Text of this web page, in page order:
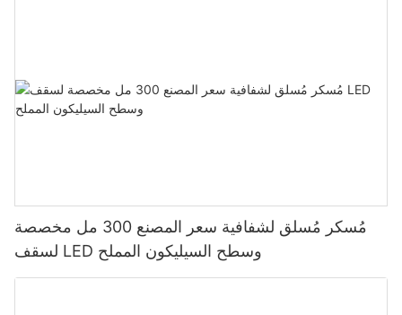
مُسكر مُسلق لشفافية سعر المصنع 300 مل مخصصة
لسقف LED وسطح السيليكون المملح